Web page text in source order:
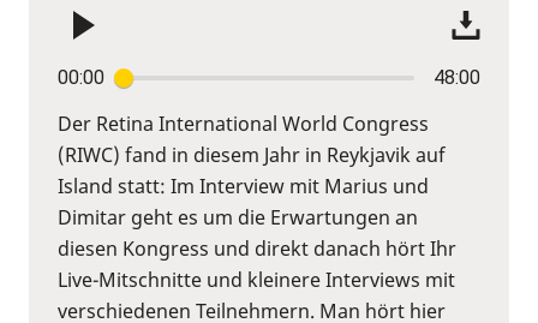
00:00 48:00
Der Retina International World Congress
(RIWC) fand in diesem Jahr in Reykjavik auf
Island statt: Im Interview mit Marius und
Dimitar geht es um die Erwartungen an
diesen Kongress und direkt danach hört Ihr
Live-Mitschnitte und kleinere Interviews mit
verschiedenen Teilnehmern. Man hört hier